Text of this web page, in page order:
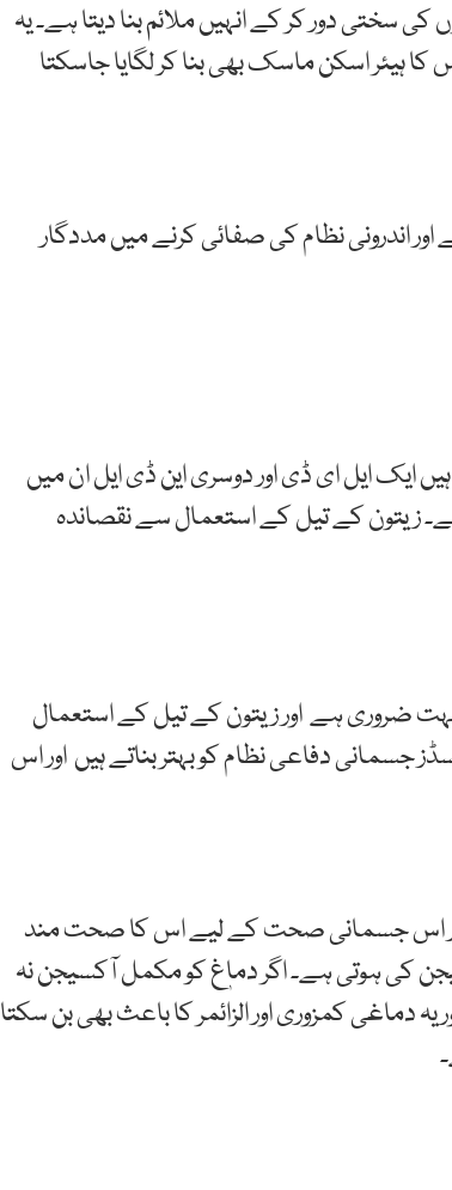
سختی دور کر کے انہیں ملائم بنا دیتا ہے۔ یہ
کا ہیئر اسکن ماسک بھی بنا کر لگایا جاسکتا
اور اندرونی نظام کی صفائی کرنے میں مددگار
ایک ایل ای ڈی اور دوسری این ڈی ایل ان میں
زیتون کے تیل کے استعمال سے نقصاندہ
ضروری ہے اور زیتون کے تیل کے استعمال
جسمانی دفاعی نظام کو بہتر بناتے ہیں اور اس
اس جسمانی صحت کے لیے اس کا صحت مند
کی ہوتی ہے۔ اگر دماٖغ کو مکمل آکسیجن نہ
دماغی کمزوری اور الزائمر کا باعث بھی بن سکتا